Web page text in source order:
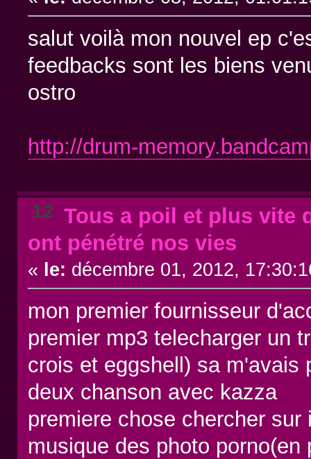
salut voilà mon nouvel ep
feedbacks sont les biens
ostro
http://drum-
12 Tous a poil et plus vite
ont pénétré nos vies
« le: décembre 01, 2012,
mon premier fournisseur
premier mp3 telecharger un
crois et eggshell) sa m'avais
deux chanson avec kazza
premiere chose chercher
musique des photo porno(en